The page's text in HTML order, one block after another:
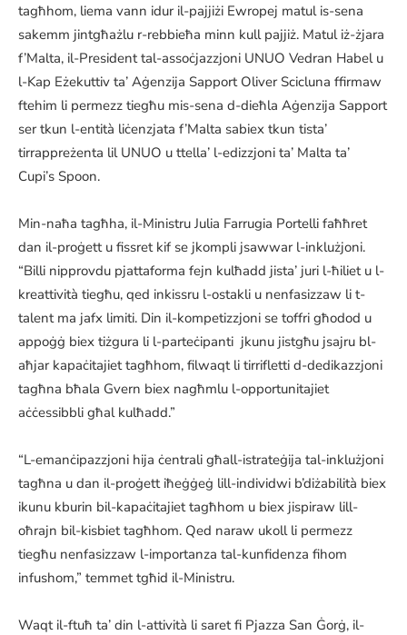
tagħhom, liema vann idur il-pajjiżi Ewropej matul is-sena
sakemm jintgħażlu r-rebbieħa minn kull pajjiż. Matul iż-żjara
f’Malta, il-President tal-assoċjazzjoni UNUO Vedran Habel u
l-Kap Eżekuttiv ta’ Aġenzija Sapport Oliver Scicluna ffirmaw
ftehim li permezz tiegħu mis-sena d-dieħla Aġenzija Sapport
ser tkun l-entità liċenzjata f’Malta sabiex tkun tista’
tirrappreżenta lil UNUO u ttella’ l-edizzjoni ta’ Malta ta’
Cupi’s Spoon.
Min-naħa tagħha, il-Ministru Julia Farrugia Portelli faħħret
dan il-proġett u fissret kif se jkompli jsawwar l-inklużjoni.
“Billi nipprovdu pjattaforma fejn kulħadd jista’ juri l-ħiliet u l-
kreattività tiegħu, qed inkissru l-ostakli u nenfasizzaw li t-
talent ma jafx limiti. Din il-kompetizzjoni se toffri għodod u
appoġġ biex tiżgura li l-parteċipanti jkunu jistgħu jsajru bl-
aħjar kapaċitajiet tagħhom, filwaqt li tirrifletti d-dedikazzjoni
tagħna bħala Gvern biex nagħmlu l-opportunitajiet
aċċessibbli għal kulħadd.”
“L-emanċipazzjoni hija ċentrali għall-istrateġija tal-inklużjoni
tagħna u dan il-proġett iħeġġeġ lill-individwi b’diżabilità biex
ikunu kburin bil-kapaċitajiet tagħhom u biex jispiraw lill-
oħrajn bil-kisbiet tagħhom. Qed naraw ukoll li permezz
tiegħu nenfasizzaw l-importanza tal-kunfidenza fihom
infushom,” temmet tgħid il-Ministru.
Waqt il-ftuħ ta’ din l-attività li saret fi Pjazza San Ġorġ, il-